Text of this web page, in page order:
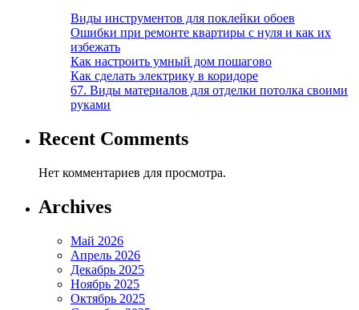
Виды инструментов для поклейки обоев
Ошибки при ремонте квартиры с нуля и как их
избежать
Как настроить умный дом пошагово
Как сделать электрику в коридоре
67. Виды материалов для отделки потолка своими
руками
Recent Comments
Нет комментариев для просмотра.
Archives
Май 2026
Апрель 2026
Декабрь 2025
Ноябрь 2025
Октябрь 2025